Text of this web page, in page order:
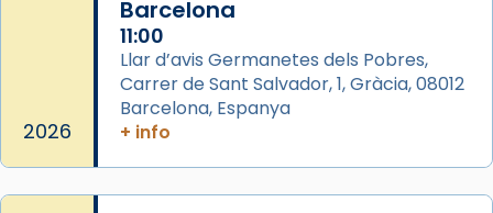
comitè organitzador de la visita apostòlica
del Sant Pare Lleó XIV a Barcelona, i als
col·laboradors, a la Catedral de Barcelona.
L’arquebisbe de Barcelona, el cardenal Joan
Josep Omella, ha presidit la missa i l’ha
concelebrat el bisbe auxiliar de Barcelona,
Mons. David Abadías.
2026
Barcelona
11:00
Llar d’avis Germanetes dels Pobres,
Carrer de Sant Salvador, 1, Gràcia, 08012
Barcelona, Espanya
+ info